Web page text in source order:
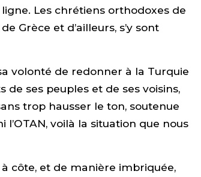
Les chrétiens orthodoxes de
Grèce et d’ailleurs, s’y sont
volonté de redonner à la Turquie
de ses peuples et de ses voisins,
trop hausser le ton, soutenue
voilà la situation que nous
côte, et de manière imbriquée,